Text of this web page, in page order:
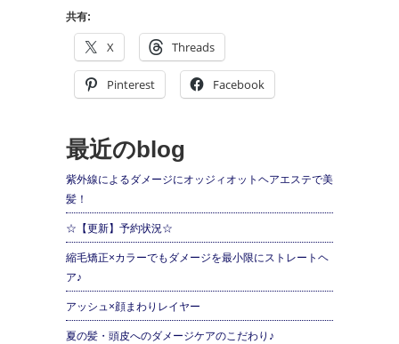
共有:
X Threads
Pinterest Facebook
最近のblog
紫外線によるダメージにオッジィオットヘアエステで美
髪！
☆【更新】予約状況☆
縮毛矯正×カラーでもダメージを最小限にストレートヘ
ア♪
アッシュ×顔まわりレイヤー
夏の髪・頭皮へのダメージケアのこだわり♪